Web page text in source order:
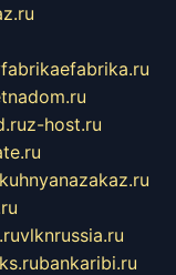
z-host.ru
vlknrussia.ru
bankaribi.ru